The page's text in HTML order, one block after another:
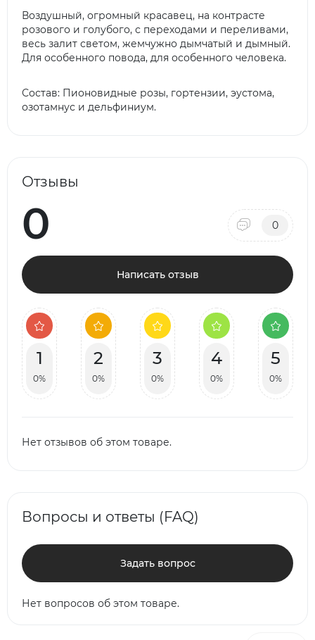
Воздушный, огромный красавец, на контрасте
розового и голубого, с переходами и переливами,
весь залит светом, жемчужно дымчатый и дымный.
Для особенного повода, для особенного человека.
Состав: Пионовидные розы, гортензии, эустома,
озотамнус и дельфиниум.
Отзывы
0 0
Написать отзыв
1
0%
2
0%
3
0%
4
0%
5
0%
Нет отзывов об этом товаре.
Вопросы и ответы (FAQ)
Задать вопрос
Нет вопросов об этом товаре.